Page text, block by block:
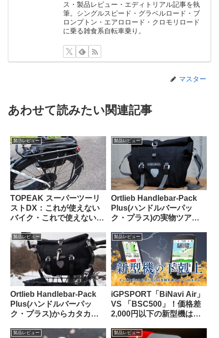
ス・製品レビュー・エディトリアル記事を執
筆。シングルスピード・グラベルロード・ブ
ロンプトン・エアロロード・クロモリロード
に乗る雑食系自転車乗り。
マスター
あわせて読みたい関連記事
製品レビュー
TOPEAK スーパーツーリ
ストDX：これが使えない
バイク・これで使えないバ
思えるほど万能なリアラッ
クの優等生
製品レビュー
Ortlieb Handlebar-Pack
Plus(ハンドルバーパッ
ク・プラス)の実物ツア
みよう
製品レビュー
Ortlieb Handlebar-Pack
Plus(ハンドルバーパッ
ク・プラス)からカタカタ
はこれだった【豆感想】
製品レビュー
iGPSPORT「BiNavi Air」
VS 「BSC500」！価格差
2,000円以下の新型機は、
るの？
製品レビュー 製品レビュー